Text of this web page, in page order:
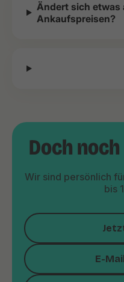
Ändert sich etwas
Ankaufspreisen?
Doch
Wir sind persönlich
bis
E-